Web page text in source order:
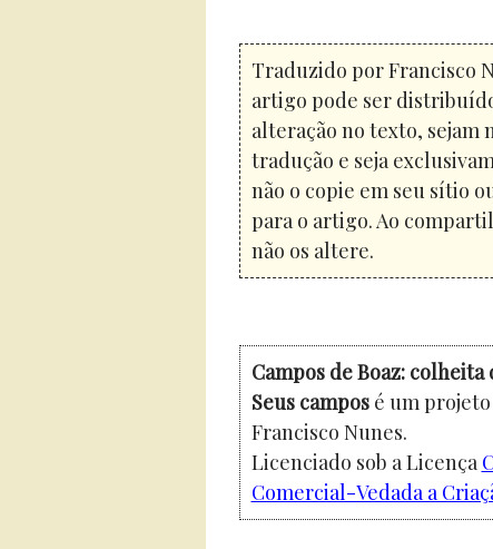
Traduzido por Francisco
artigo pode ser
alteração no texto, sejam
tradução e seja
não o copie em seu sítio
para o artigo. Ao
não os altere.
Campos de Boaz:
Seus camposé um projeto
Francisco Nunes.
Licenciado sob a Licença
Comercial-Vedada a